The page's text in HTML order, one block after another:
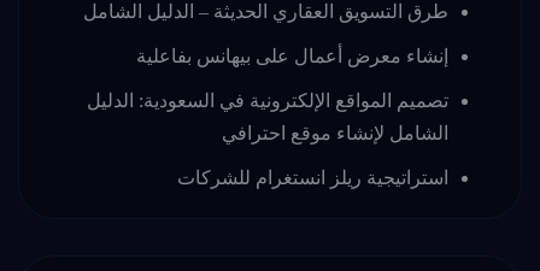
طرق التسويق العقاري الحديثة – الدليل الشامل
إنشاء معرض أعمال على بيهانس بفاعلية
تصميم المواقع الإلكترونية في السعودية: الدليل
الشامل لإنشاء موقع احترافي
استراتيجية ريلز انستغرام للشركات